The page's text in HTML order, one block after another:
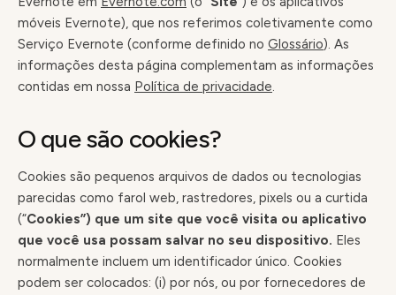
móveis Evernote), que nos referimos coletivamente como
Serviço Evernote (conforme definido no Glossário). As
informações desta página complementam as informações
contidas em nossa Política de privacidade.
O que são cookies?
Cookies são pequenos arquivos de dados ou tecnologias
parecidas como farol web, rastredores, pixels ou a curtida
(“Cookies”) que um site que você visita ou aplicativo
que você usa possam salvar no seu dispositivo. Eles
normalmente incluem um identificador único. Cookies
podem ser colocados: (i) por nós, ou por fornecedores de